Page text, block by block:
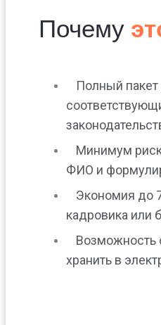
Почему
Полный
Минимум
ФИО и
Экономия до
кадровика или
Возможность
хранить в